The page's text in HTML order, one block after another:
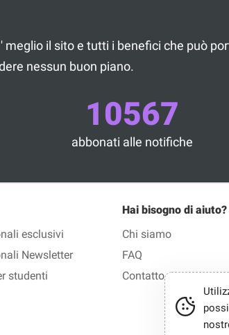
il sito e tutti i benefici che può
nessun buon piano.
10567
abbonati alle notifiche
esclusivi
Newsletter
studenti
Hai bisogno di aiuto?
Chi siamo
FAQ
Contatto